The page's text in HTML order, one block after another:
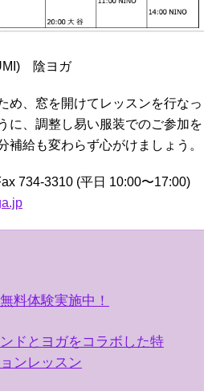
陰ヨガ
め、窓を開けてレッスンを行なっ
に、調整し易い服装でのご参加を
補給も変わらず心がけましょう。
734-3310 (平日 10:00〜17:00)
料体験実施中！
ドとヨガをコラボした特
ンレッスン